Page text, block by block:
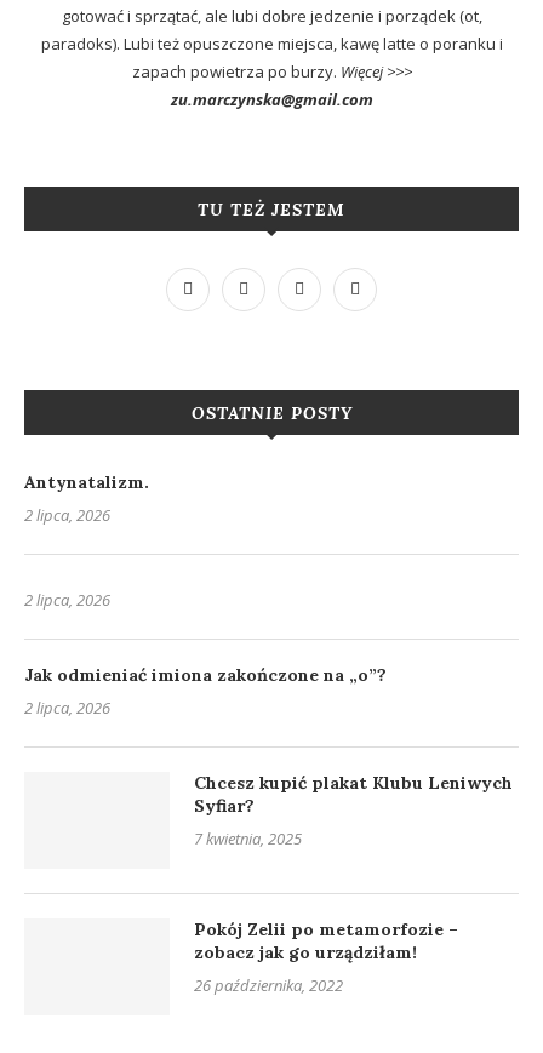
gotować i sprzątać, ale lubi dobre jedzenie i porządek (ot,
paradoks). Lubi też opuszczone miejsca, kawę latte o poranku i
zapach powietrza po burzy. Więcej >>>
zu.marczynska@gmail.com
TU TEŻ JESTEM
OSTATNIE POSTY
Antynatalizm.
2 lipca, 2026
2 lipca, 2026
Jak odmieniać imiona zakończone na „o”?
2 lipca, 2026
Chcesz kupić plakat Klubu Leniwych
Syfiar?
7 kwietnia, 2025
Pokój Zelii po metamorfozie –
zobacz jak go urządziłam!
26 października, 2022